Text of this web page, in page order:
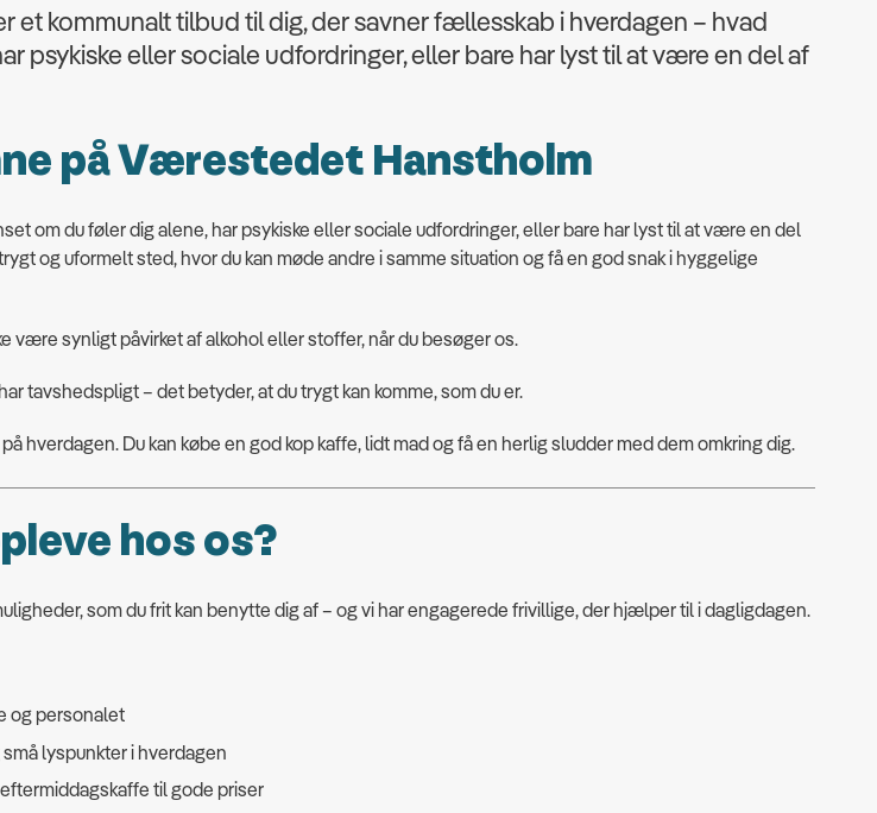
et kommunalt tilbud til dig, der savner fællesskab i hverdagen – hvad
psykiske eller sociale udfordringer, eller bare har lyst til at være en del af
på Værestedet Hanstholm
om du føler dig alene, har psykiske eller sociale udfordringer, eller bare har lyst til at være en del
og uformelt sted, hvor du kan møde andre i samme situation og få en god snak i hyggelige
være synligt påvirket af alkohol eller stoffer, når du besøger os.
tavshedspligt – det betyder, at du trygt kan komme, som du er.
hverdagen. Du kan købe en god kop kaffe, lidt mad og få en herlig sludder med dem omkring dig.
hos os?
som du frit kan benytte dig af – og vi har engagerede frivillige, der hjælper til i dagligdagen.
og personalet
lyspunkter i hverdagen
til gode priser